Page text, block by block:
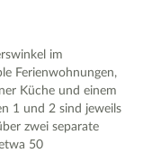
im
Ferienwohnungen,
Küche und einem
1 und 2 sind jeweils
zwei separate
50